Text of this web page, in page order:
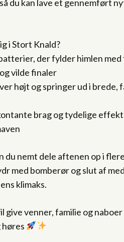
du kan lave et gennemført
i Stort Knald?
der fylder himlen med
vilde finaler
højt og springer ud i brede,
brag og tydelige
du nemt dele aftenen op i
med bomberør og slut af
klimaks.
give venner, familie og
høres